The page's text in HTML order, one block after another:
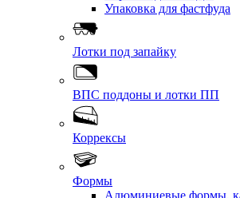
Упаковка для фастфуда
Лотки под запайку
ВПС поддоны и лотки ПП
Коррексы
Формы
Алюминиевые формы,